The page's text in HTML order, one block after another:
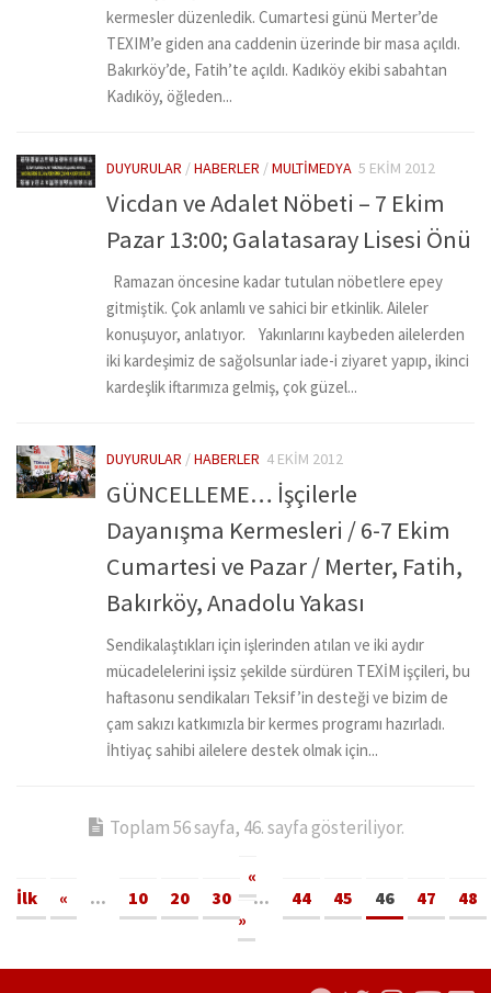
kermesler düzenledik. Cumartesi günü Merter’de
TEXIM’e giden ana caddenin üzerinde bir masa açıldı.
Bakırköy’de, Fatih’te açıldı. Kadıköy ekibi sabahtan
Kadıköy, öğleden...
DUYURULAR /HABERLER /MULTIMEDYA 5 EKIM 2012
Vicdan ve Adalet Nöbeti – 7 Ekim
Pazar 13:00; Galatasaray Lisesi Önü
Ramazan öncesine kadar tutulan nöbetlere epey
gitmiştik. Çok anlamlı ve sahici bir etkinlik. Aileler
konuşuyor, anlatıyor. Yakınlarını kaybeden ailelerden
iki kardeşimiz de sağolsunlar iade-i ziyaret yapıp, ikinci
kardeşlik iftarımıza gelmiş, çok güzel...
DUYURULAR /HABERLER 4 EKIM 2012
GÜNCELLEME… İşçilerle
Dayanışma Kermesleri / 6-7 Ekim
Cumartesi ve Pazar / Merter, Fatih,
Bakırköy, Anadolu Yakası
Sendikalaştıkları için işlerinden atılan ve iki aydır
mücadelelerini işsiz şekilde sürdüren TEXİM işçileri, bu
haftasonu sendikaları Teksif’in desteği ve bizim de
çam sakızı katkımızla bir kermes programı hazırladı.
İhtiyaç sahibi ailelere destek olmak için...
Toplam 56 sayfa, 46. sayfa gösteriliyor.
«
İlk
« ... 10 20 30 ... 44 45 46 47
48
»